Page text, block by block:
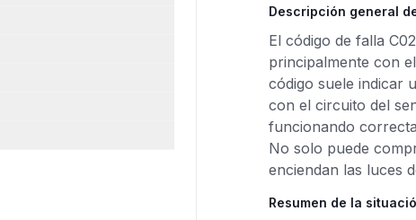
Descripción general
El código de falla
principalmente con
código suele indicar
con el circuito del
funcionando
No solo puede
enciendan las luces
Resumen de la